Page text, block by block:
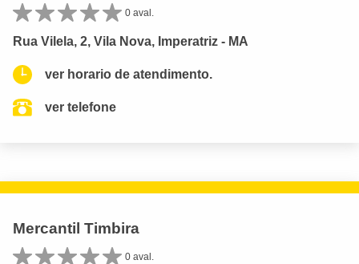
0 aval.
Rua Vilela, 2, Vila Nova, Imperatriz - MA
ver horario de atendimento.
ver telefone
Mercantil Timbira
0 aval.